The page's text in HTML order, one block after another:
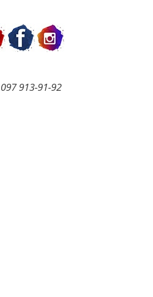
913-91-92